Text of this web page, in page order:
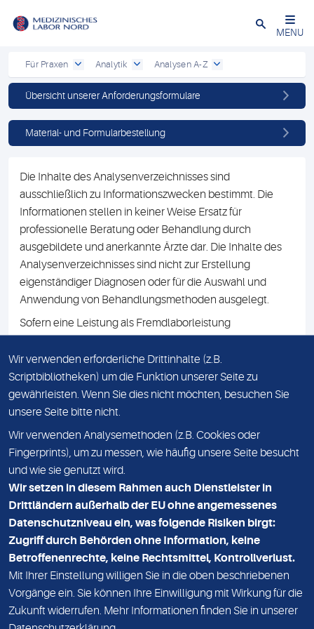
Schließen
MENU
Für Praxen Analytik Analysen A-Z
Übersicht unserer Anforderungsformulare
Material- und Formularbestellung
Die Inhalte des Analysenverzeichnisses sind
ausschließlich zu Informationszwecken bestimmt. Die
Informationen stellen in keiner Weise Ersatz für
professionelle Beratung oder Behandlung durch
ausgebildete und anerkannte Ärzte dar. Die Inhalte des
Analysenverzeichnisses sind nicht zur Erstellung
eigenständiger Diagnosen oder für die Auswahl und
Anwendung von Behandlungsmethoden ausgelegt.
Sofern eine Leistung als Fremdlaborleistung
Namen des Fremdlabors mit. Mit der Beauftragung der
Fremdlaborleistung erklären Sie sich mit dieser
Vereinbarung einverstanden.
DATENSCHUTZ
KONTAKT
NEWSLETTER
ADRESSE
MVZ Medizinisches Labor Nord MLN GmbH
Essener Straße 108
22419 Hamburg
Wir verwenden erforderliche Drittinhalte (z.B.
Scriptbibliotheken) um die Funktion unserer Seite zu
gewährleisten. Wenn Sie dies nicht möchten, besuchen Sie
unsere Seite bitte nicht.
Wir verwenden Analysemethoden (z.B. Cookies oder
Fingerprints), um zu messen, wie häufig unsere Seite besucht
und wie sie genutzt wird.
Wir setzen in diesem Rahmen auch Dienstleister in
Drittländern außerhalb der EU ohne angemessenes
Datenschutzniveau ein, was folgende Risiken birgt:
Zugriff durch Behörden ohne Information, keine
Betroffenenrechte, keine Rechtsmittel, Kontrollverlust.
Mit Ihrer Einstellung willigen Sie in die oben beschriebenen
Vorgänge ein. Sie können Ihre Einwilligung mit Wirkung für die
Zukunft widerrufen. Mehr Informationen finden Sie in unserer